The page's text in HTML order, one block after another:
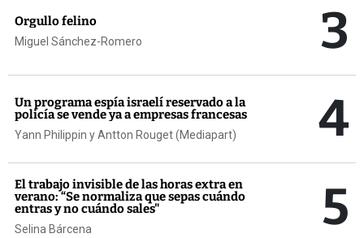
Orgullo felino
Miguel Sánchez-Romero 3
Un programa espía israelí reservado a la
policía se vende ya a empresas francesas
Yann Philippin y Antton Rouget (Mediapart) 4
El trabajo invisible de las horas extra en
verano: “Se normaliza que sepas cuándo
entras y no cuándo sales"
Selina Bárcena 5